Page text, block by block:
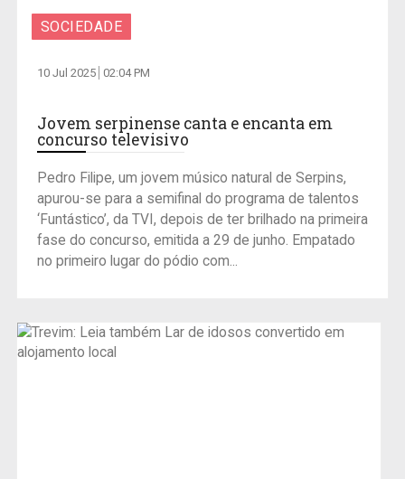
SOCIEDADE
10 Jul 2025 02:04 PM
Jovem serpinense canta e encanta em
concurso televisivo
Pedro Filipe, um jovem músico natural de Serpins,
apurou-se para a semifinal do programa de talentos
‘Funtástico’, da TVI, depois de ter brilhado na primeira
fase do concurso, emitida a 29 de junho. Empatado
no primeiro lugar do pódio com...